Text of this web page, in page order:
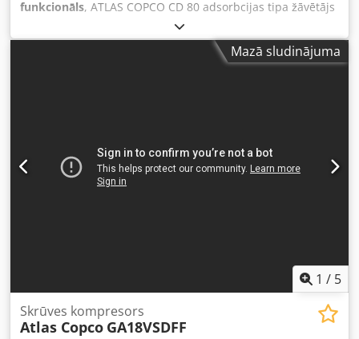
funkcionāls, ATLAS COPCO CD 80 adsorbcijas tipa žāvētājs
Dsdpfjzm Ip Rsx Akmskr Tehniskie dati: ražīgums: 4800
l/min; žāvētājs ir pilnībā darba kārtībā; neto cena: 3500
Mazā sludinājuma
1 / 5
Skrūves kompresors
Atlas Copco GA18VSDFF